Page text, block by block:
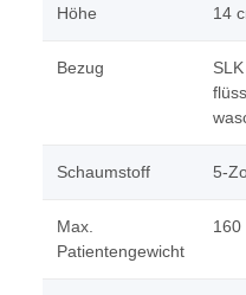
Höhe 14
Bezug
Schaumstoff 5-
Max.
Patientengewicht
160